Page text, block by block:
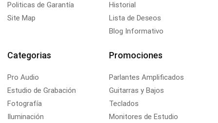
Politicas de Garantía
Site Map
Historial
Lista de Deseos
Blog Informativo
Categorias
Pro Audio
Estudio de Grabación
Fotografía
Iluminación
Promociones
Parlantes Amplificados
Guitarras y Bajos
Teclados
Monitores de Estudio